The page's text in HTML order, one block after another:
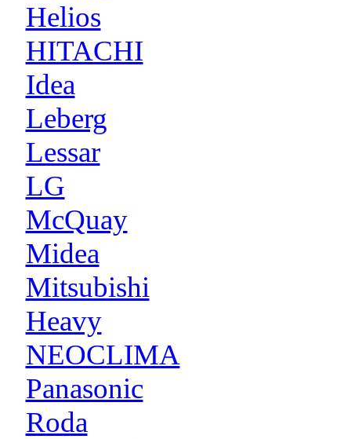
Helios
HITACHI
Idea
Leberg
Lessar
LG
McQuay
Midea
Mitsubishi
Heavy
NEOCLIMA
Panasonic
Roda